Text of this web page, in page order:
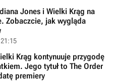
Jones i Wielki Krąg na
Zobaczcie, jak wygląda
Krąg kontynuuje przygodę
Jego tytuł to The Order
premiery